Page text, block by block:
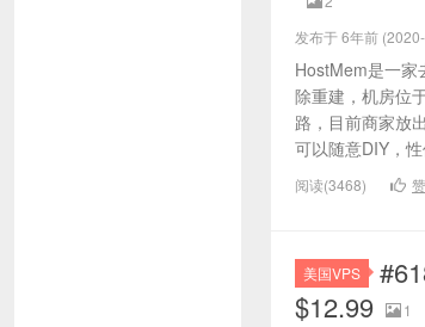
发布于 6年前
HostMem是一家
除重建，机房位
路，目前商家放
可以随意DIY，
阅读(3468)
美国VPS
$12.99
1